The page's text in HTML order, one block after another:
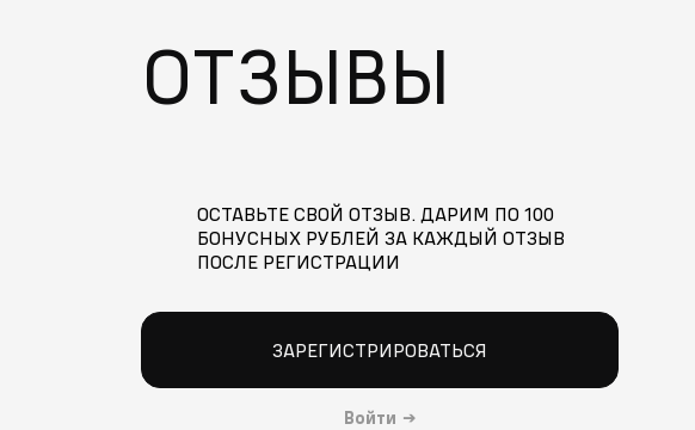
ОТЗЫВЫ
ОСТАВЬТЕ СВОЙ ОТЗЫВ. ДАРИМ ПО 100
БОНУСНЫХ РУБЛЕЙ ЗА КАЖДЫЙ ОТЗЫВ
ПОСЛЕ РЕГИСТРАЦИИ
ЗАРЕГИСТРИРОВАТЬСЯ
Войти →